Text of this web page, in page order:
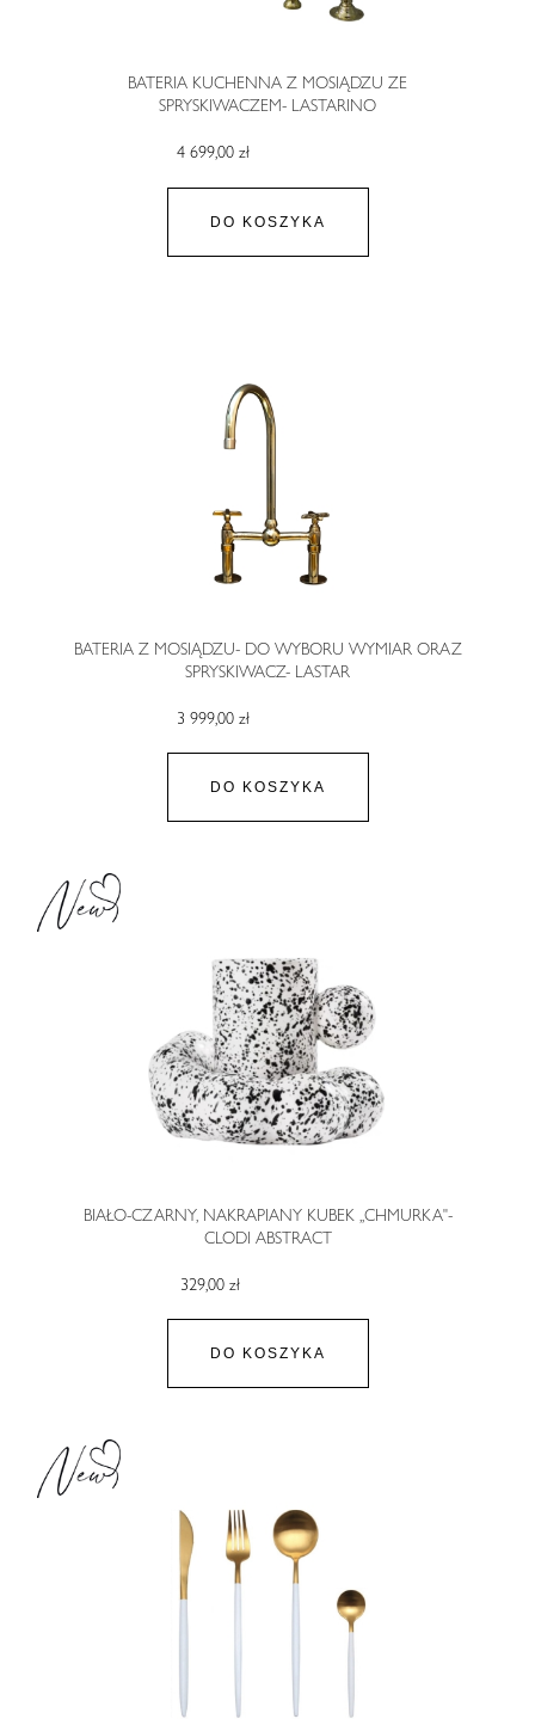
BATERIA KUCHENNA Z MOSIĄDZU ZE
SPRYSKIWACZEM- LASTARINO
4 699,00 zł
DO KOSZYKA
BATERIA Z MOSIĄDZU- DO WYBORU WYMIAR ORAZ
SPRYSKIWACZ- LASTAR
3 999,00 zł
DO KOSZYKA
BIAŁO-CZARNY, NAKRAPIANY KUBEK ,,CHMURKA"-
CLODI ABSTRACT
329,00 zł
DO KOSZYKA